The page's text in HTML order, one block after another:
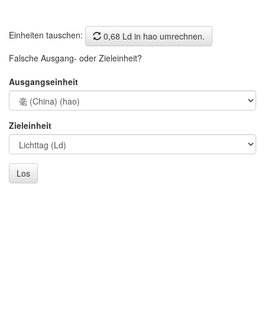
Einheiten tauschen:
0,68 Ld in hao umrechnen.
Falsche Ausgang- oder Zieleinheit?
Ausgangseinheit
Zieleinheit
Los